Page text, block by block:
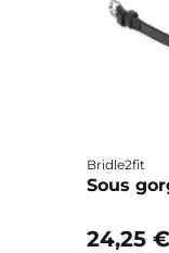
Bridle2fit
Sous
24,25 €